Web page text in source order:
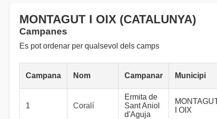
MONTAGUT I OIX (CATALUNYA)
Campanes
Es pot ordenar per qualsevol dels camps
Campana Nom Campanar Municipi
1 Coralí
Ermita de
Sant Aniol
d'Aguja
I OIX